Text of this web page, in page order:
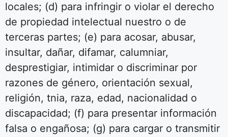
locales; (d) para infringir o violar el derecho
de propiedad intelectual nuestro o de
terceras partes; (e) para acosar, abusar,
insultar, dañar, difamar, calumniar,
desprestigiar, intimidar o discriminar por
razones de género, orientación sexual,
religión, tnia, raza, edad, nacionalidad o
discapacidad; (f) para presentar información
falsa o engañosa; (g) para cargar o transmitir